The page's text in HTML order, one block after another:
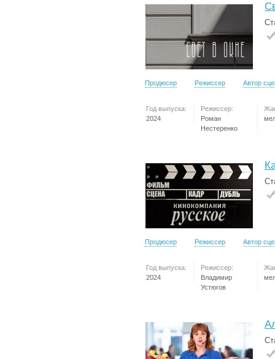
Продюсер Режиссер Автор
Год выпуска:
2024
Режиссер:
Роман
Нестеренко
Продюсер Режиссер Автор
Год выпуска:
2024
Режиссер:
Владимир
Устюгов